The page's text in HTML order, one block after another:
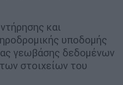
και
υποδομής
γεωβάσης δεδομένων
στοιχείων του